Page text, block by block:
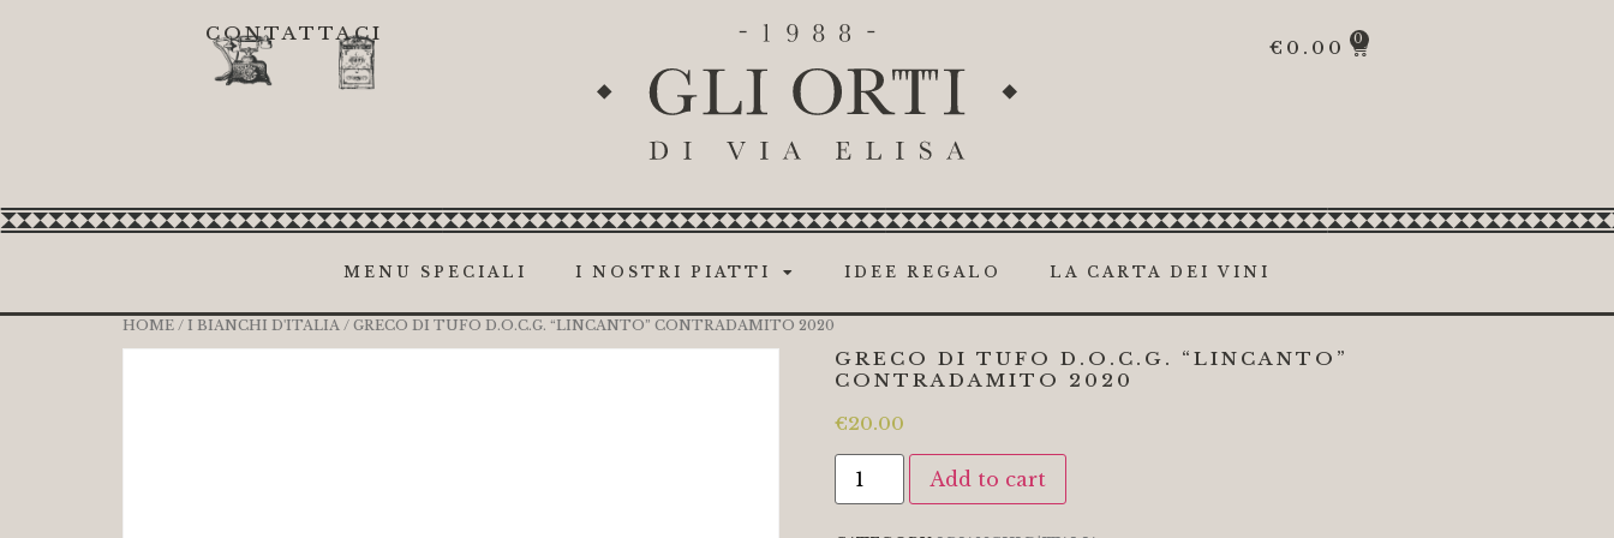
CONTATTACI
€ 0.00 0
MENU SPECIALI I NOSTRI PIATTI IDEE REGALO LA CARTA DEI VINI
HOME / I BIANCHI D'ITALIA / GRECO DI TUFO D.O.C.G. “LINCANTO” CONTRADAMITO 2020
GRECO DI TUFO D.O.C.G. “LINCANTO”
CONTRADAMITO 2020
€20.00
Add to cart